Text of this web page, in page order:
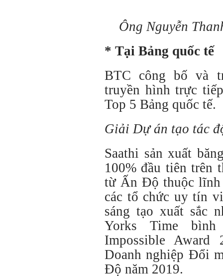
Ông Nguyễn
* Tại Bảng quốc tế
BTC công bố và
truyền hình trực
Top 5 Bảng quốc tế.
Giải Dự án tạo tác
Saathi sản xuất
100% đầu tiên trên
từ Ấn Độ thuộc lĩnh
các tổ chức uy tín
sáng tạo xuất sắc
Yorks Time
Impossible
Doanh nghiệp Đổi
Độ năm 2019.